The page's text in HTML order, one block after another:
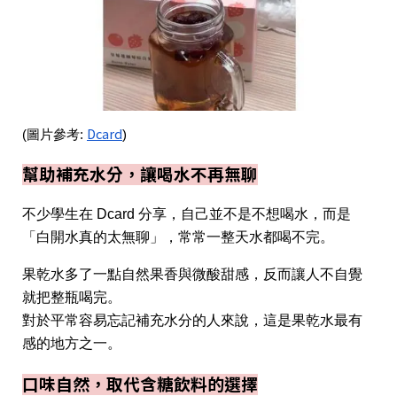
(圖片參考: Dcard)
幫助補充水分，讓喝水不再無聊
不少學生在 Dcard 分享，自己並不是不想喝水，而是
「白開水真的太無聊」，常常一整天水都喝不完。
果乾水多了一點自然果香與微酸甜感，反而讓人不自覺
就把整瓶喝完。
對於平常容易忘記補充水分的人來說，這是果乾水最有
感的地方之一。
口味自然，取代含糖飲料的選擇